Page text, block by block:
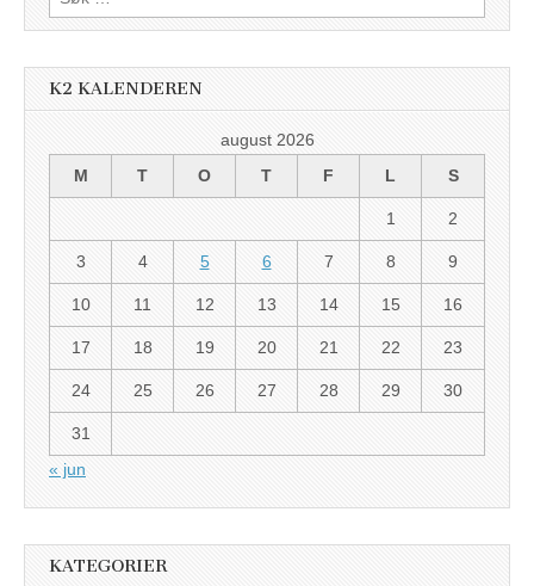
etter:
K2 KALENDEREN
august 2026
M
T O T F L S
1 2
3 4 5 6 7 8 9
10 11 12 13 14 15 16
17 18 19 20 21 22 23
24 25 26 27 28 29 30
31
« jun
KATEGORIER